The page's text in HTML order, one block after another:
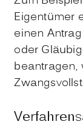
Eigentümer
einen
oder
beantragen,